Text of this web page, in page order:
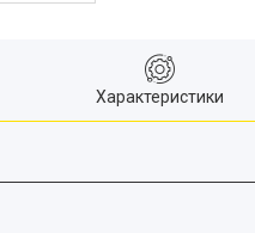
Характеристики